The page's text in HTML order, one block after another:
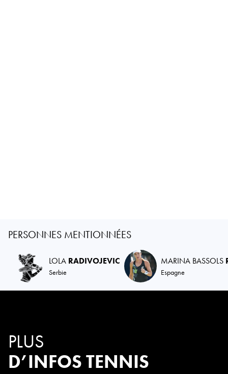
PERSONNES MENTIONNÉES
LOLA RADIVOJEVIC
Serbie
MARINA BASSOLS
Espagne
PLUS
D’INFOS TENNIS